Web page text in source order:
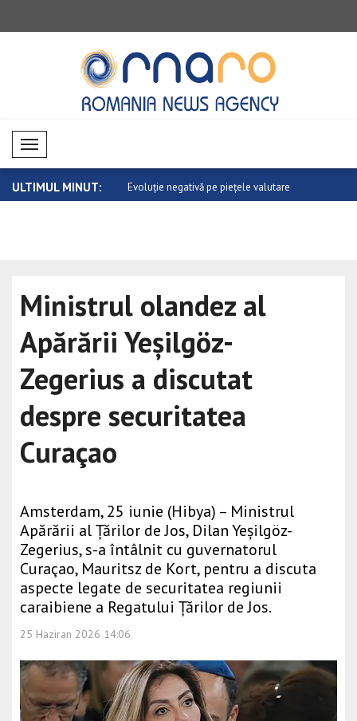
Mobil Menü
ULTIMUL MINUT:
aur a relațiilor dintre C.. Evoluție negativă pe piețele valutare
Ministrul olandez al
Apărării Yeşilgöz-
Zegerius a discutat
despre securitatea
Curaçao
Amsterdam, 25 iunie (Hibya) – Ministrul
Apărării al Țărilor de Jos, Dilan Yeşilgöz-
Zegerius, s-a întâlnit cu guvernatorul
Curaçao, Mauritsz de Kort, pentru a discuta
aspecte legate de securitatea regiunii
caraibiene a Regatului Țărilor de Jos.
25 Haziran 2026 14:06